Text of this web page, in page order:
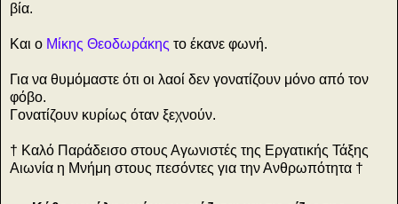
βία.
Και ο Μίκης Θεοδωράκης το έκανε φωνή.
Για να θυμόμαστε ότι οι λαοί δεν γονατίζουν μόνο από τον
φόβο.
Γονατίζουν κυρίως όταν ξεχνούν.
† Καλό Παράδεισο στους Αγωνιστές της Εργατικής Τάξης
Αιωνία η Μνήμη στους πεσόντες για την Ανθρωπότητα †